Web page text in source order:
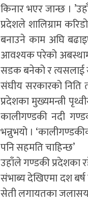
किनार भएर जान्छ ।
प्रदेशले शालिग्राम
बनाउने काम अघि
आवश्यक परेको
सडक बनेको र त्यसलाई
संघीय सरकारको निति
प्रदेशका मुख्यमन्त्री
कालीगण्डकी नदी
भन्नुभयो ।
पनि सहमति चाहिन्छ’
उहाँले गण्डकी प्रदेशका
संभाब्य देखिएमा दश
सेती लगायतका जलासय